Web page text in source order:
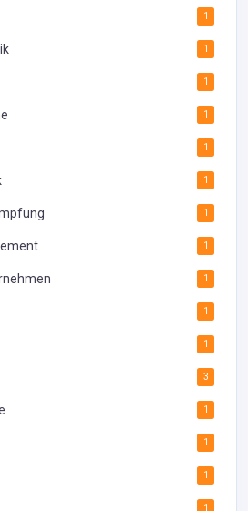
1
1
1
1
1
1
1
1
1
1
1
3
1
1
1
1